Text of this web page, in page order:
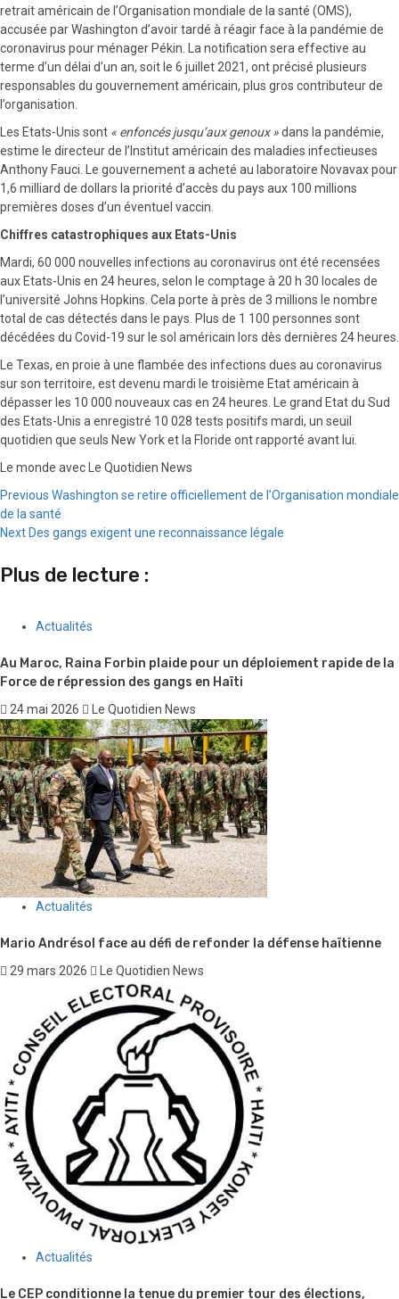
retrait américain de l’Organisation mondiale de la santé (OMS),
accusée par Washington d’avoir tardé à réagir face à la pandémie de
coronavirus pour ménager Pékin. La notification sera effective au
terme d’un délai d’un an, soit le 6 juillet 2021, ont précisé plusieurs
responsables du gouvernement américain, plus gros contributeur de
l’organisation.
Les Etats-Unis sont « enfoncés jusqu’aux genoux »dans la pandémie,
estime le directeur de l’Institut américain des maladies infectieuses
Anthony Fauci. Le gouvernement a acheté au laboratoire Novavax pour
1,6 milliard de dollars la priorité d’accès du pays aux 100 millions
premières doses d’un éventuel vaccin.
Chiffres catastrophiques aux Etats-Unis
Mardi, 60 000 nouvelles infections au coronavirus ont été recensées
aux Etats-Unis en 24 heures, selon le comptage à 20 h 30 locales de
l’université Johns Hopkins. Cela porte à près de 3 millions le nombre
total de cas détectés dans le pays. Plus de 1 100 personnes sont
décédées du Covid-19 sur le sol américain lors dès dernières 24 heures.
Le Texas, en proie à une flambée des infections dues au coronavirus
sur son territoire, est devenu mardi le troisième Etat américain à
dépasser les 10 000 nouveaux cas en 24 heures. Le grand Etat du Sud
des Etats-Unis a enregistré 10 028 tests positifs mardi, un seuil
quotidien que seuls New York et la Floride ont rapporté avant lui.
Le monde avec Le Quotidien News
Continue
Reading
Previous Washington se retire officiellement de l’Organisation mondiale
de la santé
Next Des gangs exigent une reconnaissance légale
Plus de lecture :
Actualités
Au Maroc, Raina Forbin plaide pour un déploiement rapide de la
Force de répression des gangs en Haïti
24 mai 2026 Le Quotidien News
Actualités
Mario Andrésol face au défi de refonder la défense haïtienne
29 mars 2026 Le Quotidien News
Actualités
Le CEP conditionne la tenue du premier tour des élections,